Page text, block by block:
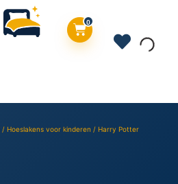
0
/ Hoeslakens voor kinderen / Harry Potter